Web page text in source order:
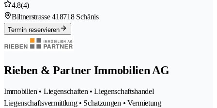
4.8(4)
Biltnerstrasse 418718 Schänis
Termin reservieren
Rieben & Partner Immobilien AG
Immobilien • Liegenschaften • Liegenschaftshandel
Liegenschaftsvermittlung • Schatzungen • Vermietung